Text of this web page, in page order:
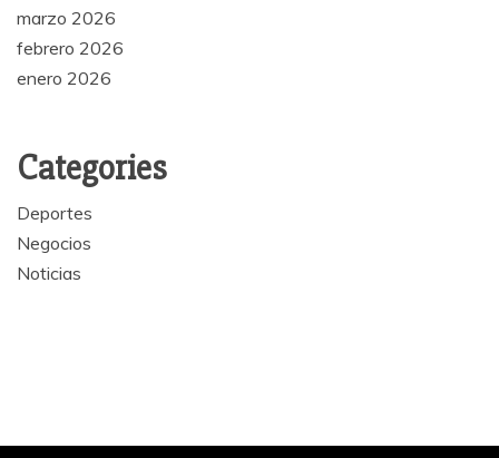
marzo 2026
febrero 2026
enero 2026
Categories
Deportes
Negocios
Noticias